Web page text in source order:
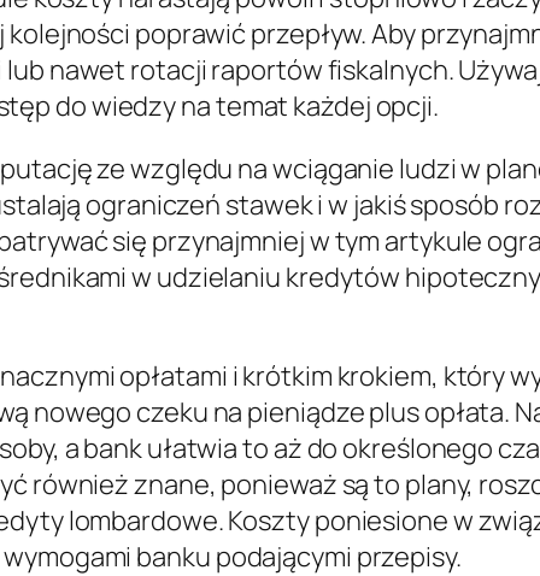
poprawić przepływ. Aby
nawet rotacji raportów fiskalnych.
do wiedzy na temat każdej opcji.
ze względu na wciąganie ludzi w
ograniczeń stawek i w jakiś sposób
się przynajmniej w tym artykule
w udzielaniu kredytów
opłatami i krótkim krokiem, który
nowego czeku na pieniądze plus opłata.
a bank ułatwia to aż do określonego
również znane, ponieważ są to plany,
lombardowe. Koszty poniesione w
banku podającymi przepisy.